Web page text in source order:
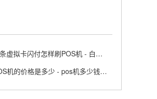
京东白条虚拟卡闪付怎样刷POS机 - 白条闪付虚拟银行卡
一台POS机的价格是多少 - pos机多少钱一台?